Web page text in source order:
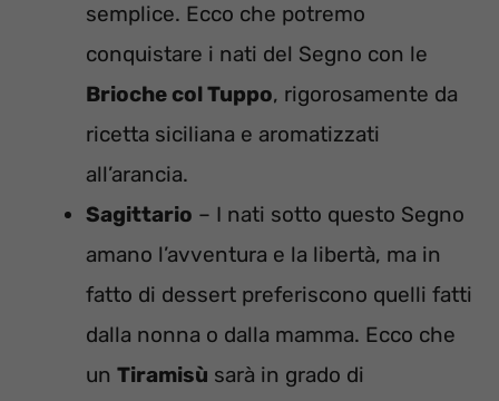
semplice. Ecco che potremo
conquistare i nati del Segno con le
Brioche col Tuppo, rigorosamente da
ricetta siciliana e aromatizzati
all’arancia.
Sagittario – I nati sotto questo Segno
amano l’avventura e la libertà, ma in
fatto di dessert preferiscono quelli fatti
dalla nonna o dalla mamma. Ecco che
un Tiramisù sarà in grado di